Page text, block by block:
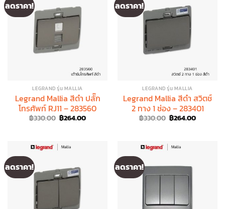
ลดราคา!
LEGRAND รุ่น MALLIA
Legrand Mallia สีดำ ปลั๊ก
โทรศัพท์ RJ11 – 283560
฿330.00 Original
price
฿264.00Current
ลดราคา!
LEGRAND รุ่น MALLIA
Legrand Mallia สีดำ สวิตช์
2 ทาง 1 ช่อง – 283401
฿330.00 Original
price
฿264.00Current
ลดราคา! ลดราคา!